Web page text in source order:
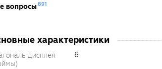
вопросы891
характеристики
дисплея
6